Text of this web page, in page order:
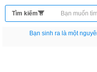
Bạn sinh ra là một